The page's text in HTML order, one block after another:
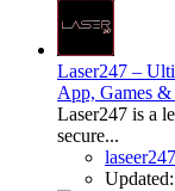
Laser247 –
App, Games
Laser247 is a
secure...
laseer247
Updated: